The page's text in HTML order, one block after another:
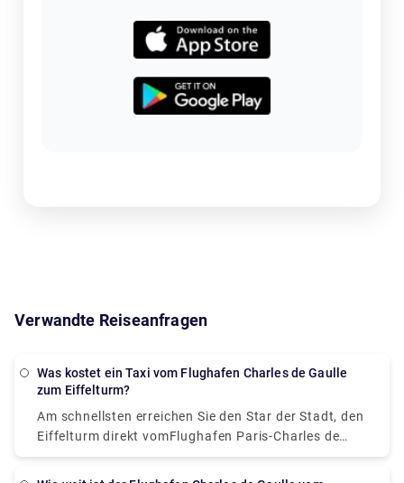
Verwandte Reiseanfragen
Was kostet ein Taxi vom Flughafen Charles de Gaulle
zum Eiffelturm?
Am schnellsten erreichen Sie den Star der Stadt, den
Eiffelturm direkt vomFlughafen Paris-Charles de
Gaullemit dem Taxi, das 65-80 Franken kosten